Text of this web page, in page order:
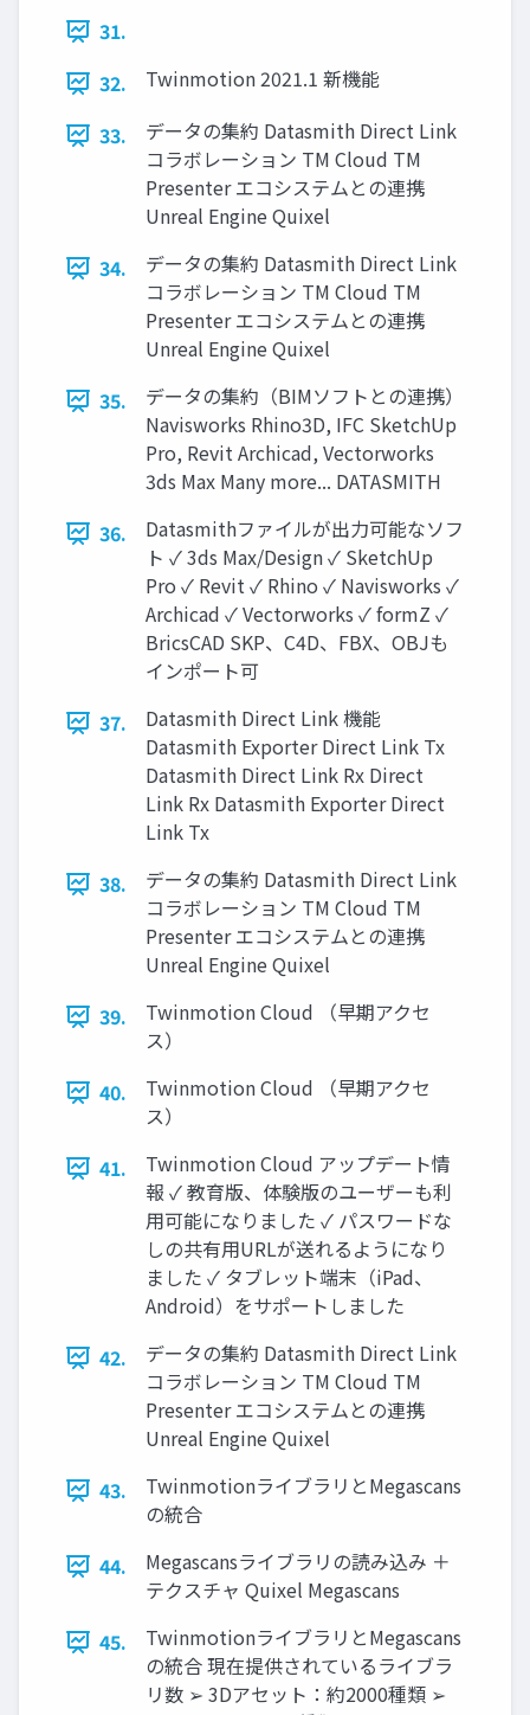
31.
32.
Twinmotion 2021.1 新機能
33.
データの集約 Datasmith Direct Link
コラボレーション TM Cloud TM
Presenter エコシステムとの連携
Unreal Engine Quixel
34.
データの集約 Datasmith Direct Link
コラボレーション TM Cloud TM
Presenter エコシステムとの連携
Unreal Engine Quixel
35.
データの集約（BIMソフトとの連携）
Navisworks Rhino3D, IFC SketchUp
Pro, Revit Archicad, Vectorworks
3ds Max Many more... DATASMITH
36.
Datasmithファイルが出力可能なソフ
ト ✓ 3ds Max/Design ✓ SketchUp
Pro ✓ Revit ✓ Rhino ✓ Navisworks ✓
Archicad ✓ Vectorworks ✓ formZ ✓
BricsCAD SKP、C4D、FBX、OBJも
インポート可
37.
Datasmith Direct Link 機能
Datasmith Exporter Direct Link Tx
Datasmith Direct Link Rx Direct
Link Rx Datasmith Exporter Direct
Link Tx
38.
データの集約 Datasmith Direct Link
コラボレーション TM Cloud TM
Presenter エコシステムとの連携
Unreal Engine Quixel
39.
Twinmotion Cloud （早期アクセ
ス）
40.
Twinmotion Cloud （早期アクセ
ス）
41.
Twinmotion Cloud アップデート情
報 ✓ 教育版、体験版のユーザーも利
用可能になりました ✓ パスワードな
しの共有用URLが送れるようになり
ました ✓ タブレット端末（iPad、
Android）をサポートしました
42.
データの集約 Datasmith Direct Link
コラボレーション TM Cloud TM
Presenter エコシステムとの連携
Unreal Engine Quixel
43.
TwinmotionライブラリとMegascans
の統合
44.
Megascansライブラリの読み込み ＋
テクスチャ Quixel Megascans
45.
TwinmotionライブラリとMegascans
の統合 現在提供されているライブラ
リ数 ➢ 3Dアセット：約2000種類 ➢